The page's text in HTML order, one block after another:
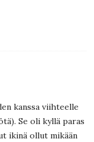
kanssa viihteelle
Se oli kyllä paras
ikinä ollut mikään